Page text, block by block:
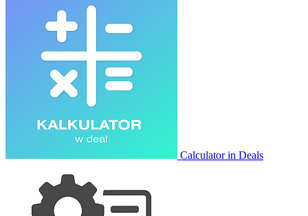
Calculator in Deals